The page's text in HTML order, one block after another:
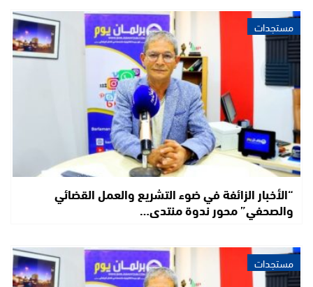
مستجدات
“الأخبار الزائفة في ضوء التشريع والعمل القضائي
والصحفي” محور ندوة منتدى…
مستجدات